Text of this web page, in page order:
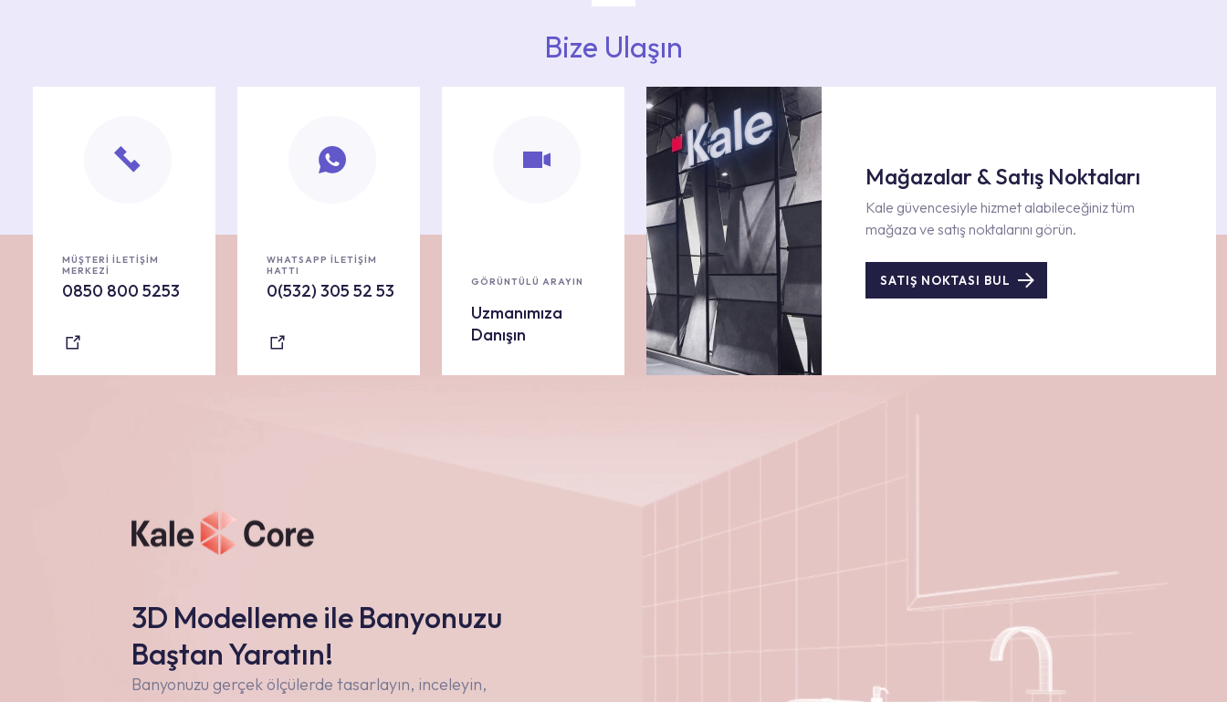
Bize Ulaşın
MÜŞTERİ İLETİŞİM
MERKEZİ
0850 800 5253
WHATSAPP İLETİŞİM
HATTI
0(532) 305 52 53 GÖRÜNTÜLÜ ARAYIN
Uzmanımıza
Danışın
Mağazalar & Satış Noktaları
Kale güvencesiyle hizmet alabileceğiniz tüm
mağaza ve satış noktalarını görün.
SATIŞ NOKTASI BUL
3D Modelleme ile Banyonuzu
Baştan Yaratın!
Banyonuzu gerçek ölçülerde tasarlayın, inceleyin,